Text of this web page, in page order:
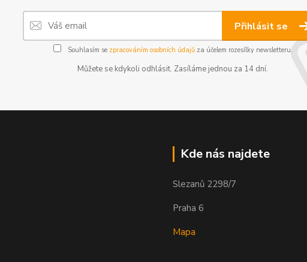
Přihlásit se
Souhlasím se zpracováním osobních údajůza účelem rozesílky newsletteru.
Můžete se kdykoli odhlásit. Zasíláme jednou za 14 dní.
Kde nás najdete
Slezanů 2298/7
Praha 6
Mapa